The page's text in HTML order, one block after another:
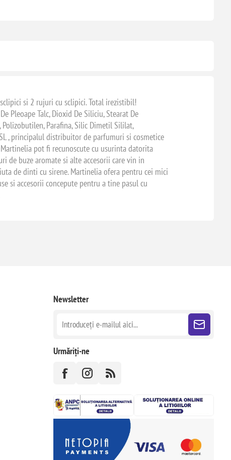
si 2 rujuri cu sclipici. Total irezistibil!
Pleoape Talc, Dioxid De Siliciu, Stearat De
Parafina, Silic Dimetil Sililat,
, principalul distribuitor de parfumuri si cosmetice
pot fi recunoscute cu usurinta datorita
de buze aromate si alte accesorii care vin in
de dinti cu sirene. Martinelia ofera pentru cei mici
si accesorii concepute pentru a tine pasul cu
Newsletter
Urmăriți-ne